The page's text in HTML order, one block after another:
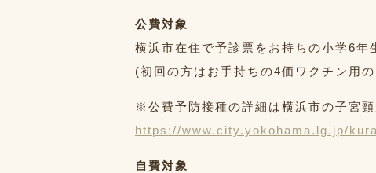
公費対象
横浜市在住で予診票をお持ちの小学6年
(初回の方はお手持ちの4価ワクチン用
※公費予防接種の詳細は横浜市の子宮
https://www.city.yokohama.lg.jp/
自費対象